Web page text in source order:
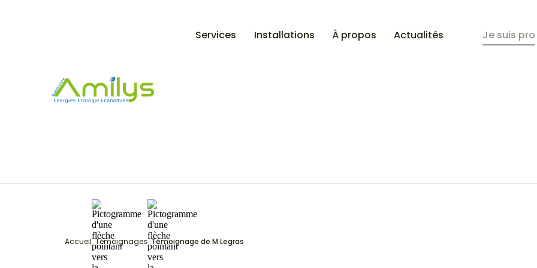
Services Installations À propos Actualités Je suis pro
Accueil Témoignages Témoignage de M.Legras